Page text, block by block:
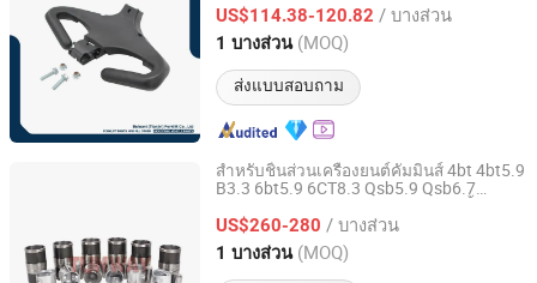
US$114.38-120.82 / บางส่วน
1 บางส่วน (MOQ)
ส่งแบบสอบถาม
Tianjin, China อัตราจาก 2025
สำหรับชิ้นส่วนเครื่องยนต์คัมมินส์ 4bt 4bt5.9
B3.3 6bt5.9 6CT8.3 Qsb5.9 Qsb6.7
ซ่อมแซมชุดโอเวอร์ฮอล์ ปะเก็น หัว ลูกสูบ
กระบอกสูบ
US$260-280 / บางส่วน
1 บางส่วน (MOQ)
Guangzhou Tunway Heavy Machinery Co., Ltd.
Guangdong, China อัตราจาก 2025